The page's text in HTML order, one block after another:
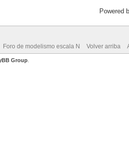
Powered
Foro de modelismo escala N Volver arriba
Group